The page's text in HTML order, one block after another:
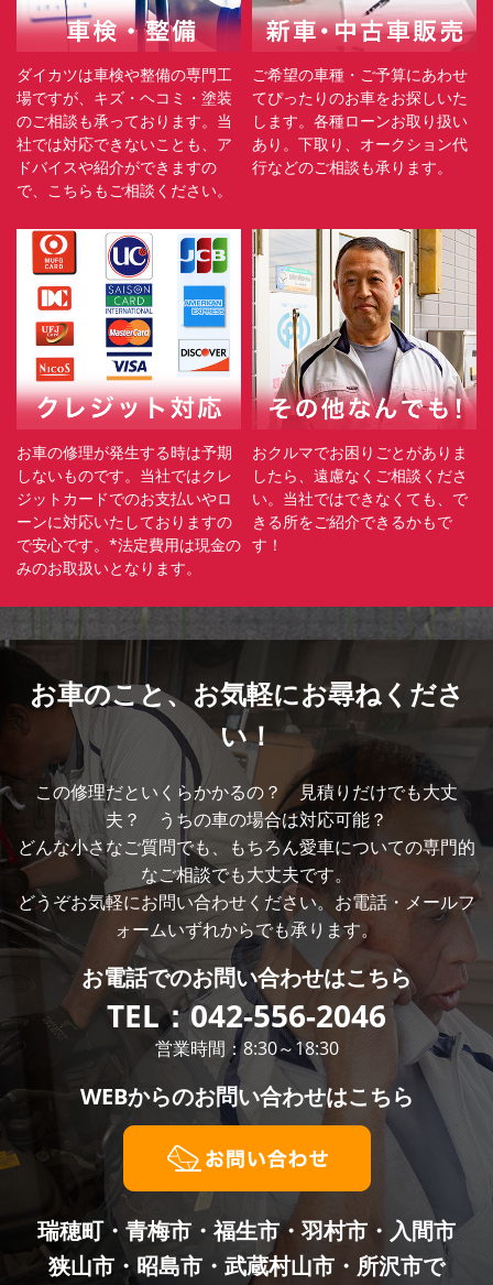
ダイカツは車検や整備の専門工
場ですが、キズ・ヘコミ・塗装
のご相談も承っております。当
社では対応できないことも、ア
ドバイスや紹介ができますの
で、こちらもご相談ください。
ご希望の車種・ご予算にあわせ
てぴったりのお車をお探しいた
します。各種ローンお取り扱い
あり。下取り、オークション代
行などのご相談も承ります。
お車の修理が発生する時は予期
しないものです。当社ではクレ
ジットカードでのお支払いやロ
ーンに対応いたしておりますの
で安心です。*法定費用は現金の
みのお取扱いとなります。
おクルマでお困りごとがありま
したら、遠慮なくご相談くださ
い。当社ではできなくても、で
きる所をご紹介できるかもで
す！
お車のこと、 お気軽にお尋ねくださ
い！
この修理だといくらかかるの？ 見積りだけでも大丈
夫？ うちの車の場合は対応可能？
どんな小さなご質問でも、もちろん愛車についての専門的
なご相談でも大丈夫です。
どうぞお気軽にお問い合わせください。お電話・メールフ
ォームいずれからでも承ります。
お電話でのお問い合わせはこちら
TEL：042-556-2046
営業時間：8:30～18:30
WEBからのお問い合わせはこちら
瑞穂町・青梅市・福生市・羽村市・入間市
狭山市・昭島市・武蔵村山市・所沢市で